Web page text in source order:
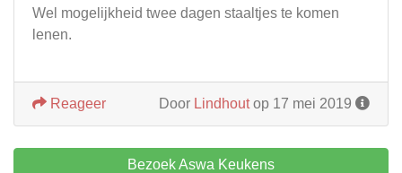
Wel mogelijkheid twee dagen staaltjes te komen
lenen.
Door Lindhoutop 17 mei 2019
Reageer
Bezoek Aswa Keukens